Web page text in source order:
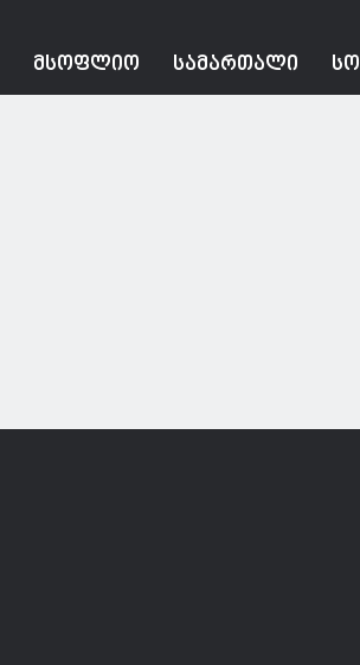
ᲛᲡᲝᲤᲚᲘᲝ ᲡᲐᲛᲐᲠᲗᲐᲚᲘ